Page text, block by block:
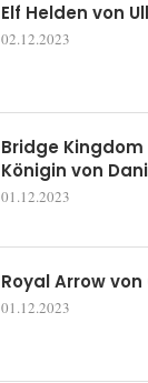
Elf Helden von
02.12.2023
Bridge
Königin von
01.12.2023
Royal Arrow von
01.12.2023